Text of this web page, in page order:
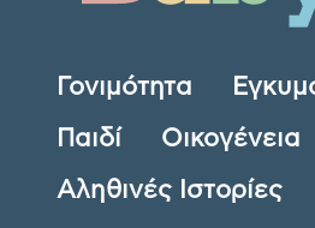
Γονιμότητα
Παιδί Οικογένεια
Αληθινές Ιστορίες